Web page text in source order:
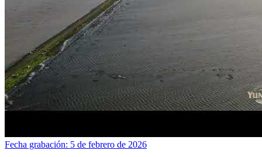
Fecha grabación: 5 de febrero de 2026